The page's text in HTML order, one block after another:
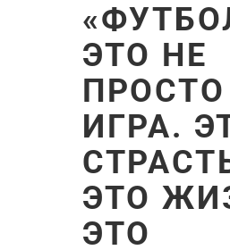
ЭТО НЕ
ПРОСТО
ИГРА.
ЭТО
ЭТО